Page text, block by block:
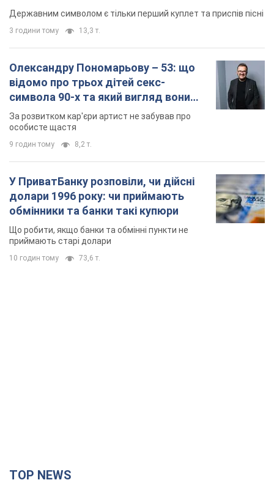
Державним символом є тільки перший куплет та приспів пісні
3 години тому 13,3 т.
Олександру Пономарьову – 53: що
відомо про трьох дітей секс-
символа 90-х та який вигляд вони
мають
За розвитком кар'єри артист не забував про
особисте щастя
9 годин тому 8,2 т.
У ПриватБанку розповіли, чи дійсні
долари 1996 року: чи приймають
обмінники та банки такі купюри
Що робити, якщо банки та обмінні пункти не
приймають старі долари
10 годин тому 73,6 т.
TOP NEWS